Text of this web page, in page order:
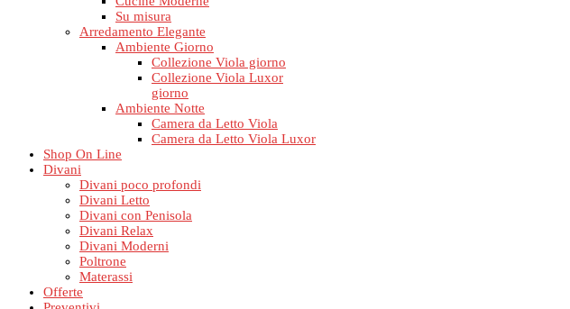
Su misura
Arredamento Elegante
Ambiente Giorno
Collezione Viola giorno
Collezione Viola Luxor
giorno
Ambiente Notte
Camera da Letto Viola
Camera da Letto Viola Luxor
Shop On Line
Divani
Divani poco profondi
Divani Letto
Divani con Penisola
Divani Relax
Divani Moderni
Poltrone
Materassi
Offerte